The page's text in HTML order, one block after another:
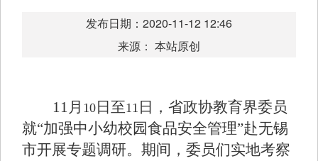
发布日期：2020-11-12 12:46
来源： 本站原创
11 月 10 日至11 日，省政协教育界委员
就“加强中小幼校园食品安全管理”赴无锡
市开展专题调研。期间，委员们实地考察